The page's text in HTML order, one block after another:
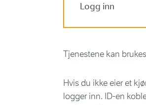
Logg inn
Tjenestene kan
Hvis du ikke eier et
logger inn. ID-en